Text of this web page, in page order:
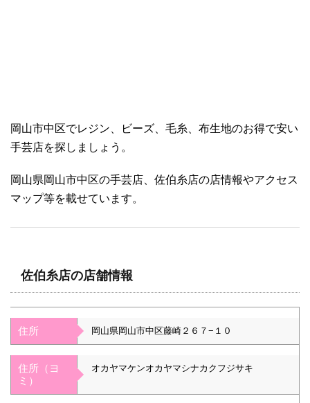
岡山市中区でレジン、ビーズ、毛糸、布生地のお得で安い
手芸店を探しましょう。
岡山県岡山市中区の手芸店、佐伯糸店の店情報やアクセス
マップ等を載せています。
佐伯糸店の店舗情報
住所 岡山県岡山市中区藤崎２６７−１０
住所（ヨ
ミ）
オカヤマケンオカヤマシナカクフジサキ